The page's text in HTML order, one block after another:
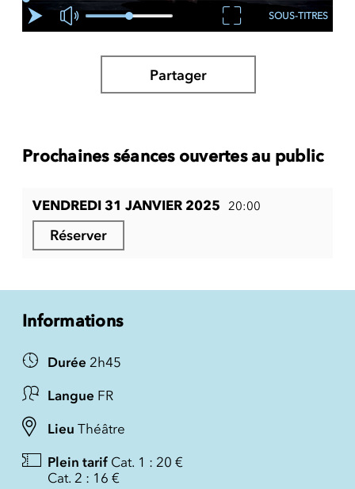
SOUS-TITRES
Partager
Prochaines séances ouvertes au public
VENDREDI 31 JANVIER 2025 20:00
Réserver
Informations
Durée 2h45
Langue FR
Lieu Théâtre
Plein tarif Cat. 1 : 20 €
Cat. 2 : 16 €